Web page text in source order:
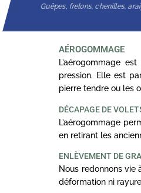
Guêpes, frelons, chenilles,
AÉROGOMMAGE
L’aérogommage
pression. Elle est
pierre tendre ou les
DÉCAPAGE DE
L’aérogommage
en retirant les
ENLÈVEMENT DE
Nous redonnons vie
déformation ni